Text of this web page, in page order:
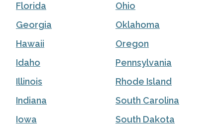
Florida
Georgia
Hawaii
Idaho
Illinois
Indiana
Iowa
Ohio
Oklahoma
Oregon
Pennsylvania
Rhode Island
South Carolina
South Dakota